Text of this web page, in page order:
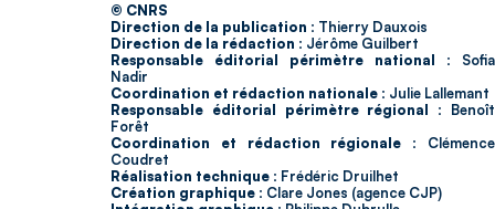
© CNRS
Direction de la publication : Thierry Dauxois
Direction de la rédaction : Jérôme Guilbert
Responsable éditorial périmètre national : Sofia
Nadir
Coordination et rédaction nationale : Julie Lallemant
Responsable éditorial périmètre régional : Benoît
Forêt
Coordination et rédaction régionale : Clémence
Coudret
Réalisation technique : Frédéric Druilhet
Création graphique : Clare Jones (agence CJP)